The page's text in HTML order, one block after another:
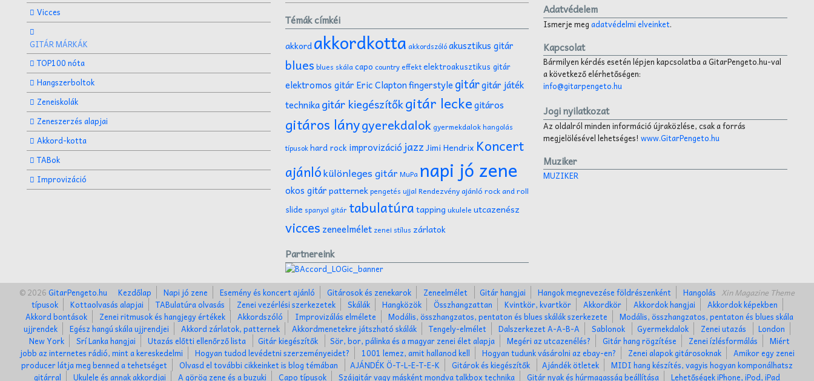
Vicces
GITÁR MÁRKÁK
TOP100 nóta
Hangszerboltok
Zeneiskolák
Zeneszerzés alapjai
Akkord-kotta
TABok
Improvizáció
Témák címkéi
akkordakkordkotta akkordszólóakusztikus gitár
blues blues skálacapo country effektelektroakusztikus gitár
elektromos gitár Eric Claptonfingerstyle gitárgitár játék
technikagitár kiegészítőkgitár leckegitáros
gitáros lánygyerekdalokgyermekdalokhangolás
típusokhard rock improvizáció jazzJimi Hendrix Koncert
ajánlókülönleges gitár MuPa napi jó zene
okos gitárpatternekpengetés ujjal Rendezvény ajánló rock and roll
slide spanyol gitár tabulatúratapping ukulele utcazenész
vicces zeneelmélet zenei stílus zárlatok
Partnereink
Adatvédelem
Ismerje megadatvédelmi elveinket.
Kapcsolat
Bármilyen kérdés esetén lépjen kapcsolatba a GitarPengeto.hu-val
a következő elérhetőségen:
info@gitarpengeto.hu
Jogi nyilatkozat
Az oldalról minden információ újraközlése, csak a forrás
megjelölésével lehetséges!www.GitarPengeto.hu
Muziker
MUZIKER
© 2026GitarPengeto.hu Xin Magazine Theme
Kezdőlap Napi jó zene Esemény és koncert ajánló Gitárosok és zenekarok Zeneelmélet Gitár hangjai Hangok megnevezése földrészenként
Hangolás
típusok
Kottaolvasás alapjai TABulatúra olvasás Zenei vezérlési szerkezetek Skálák Hangközök Összhangzattan Kvintkör, kvartkör Akkordkör Akkordok hangjai
Akkordok képekben
Akkord bontások
Zenei ritmusok és hangjegy értékek Akkordszóló Improvizálás elmélete Modális, összhangzatos, pentaton és blues skálák szerkezete
Modális, összhangzatos, pentaton és blues skála
ujjrendek
Egész hangú skála ujjrendjei Akkord zárlatok, patternek Akkordmenetekre játszható skálák Tengely-elmélet Dalszerkezet A-A-B-A Sablonok Gyermekdalok Zenei utazás
London
New York
Srí Lanka hangjai Utazás előtti ellenőrző lista Gitár kiegészítők Sör, bor, pálinka és a magyar zenei élet alapja Megéri az utcazenélés? Gitár hang rögzítése Zenei ízlésformálás
Miért
jobb az internetes rádió, mint a kereskedelmi
Hogyan tudod levédetni szerzeményeidet? 1001 lemez, amit hallanod kell Hogyan tudunk vásárolni az ebay-en? Zenei alapok gitárosoknak
Amikor egy zenei
producer látja meg benned a tehetséget
Olvasd el további cikkeinket is blog témában AJÁNDÉK Ö-T-L-E-T-E-K Gitárok és kiegészítők Ajándék ötletek
MIDI hang készítés, vagyis hogyan komponálhatsz
gitárral
Ukulele és annak akkordjai A görög zene és a buzuki Capo típusok Szájgitár vagy másként mondva talkbox technika Gitár nyak és húrmagasság beállítása Lehetőségek iPhone, iPod, iPad